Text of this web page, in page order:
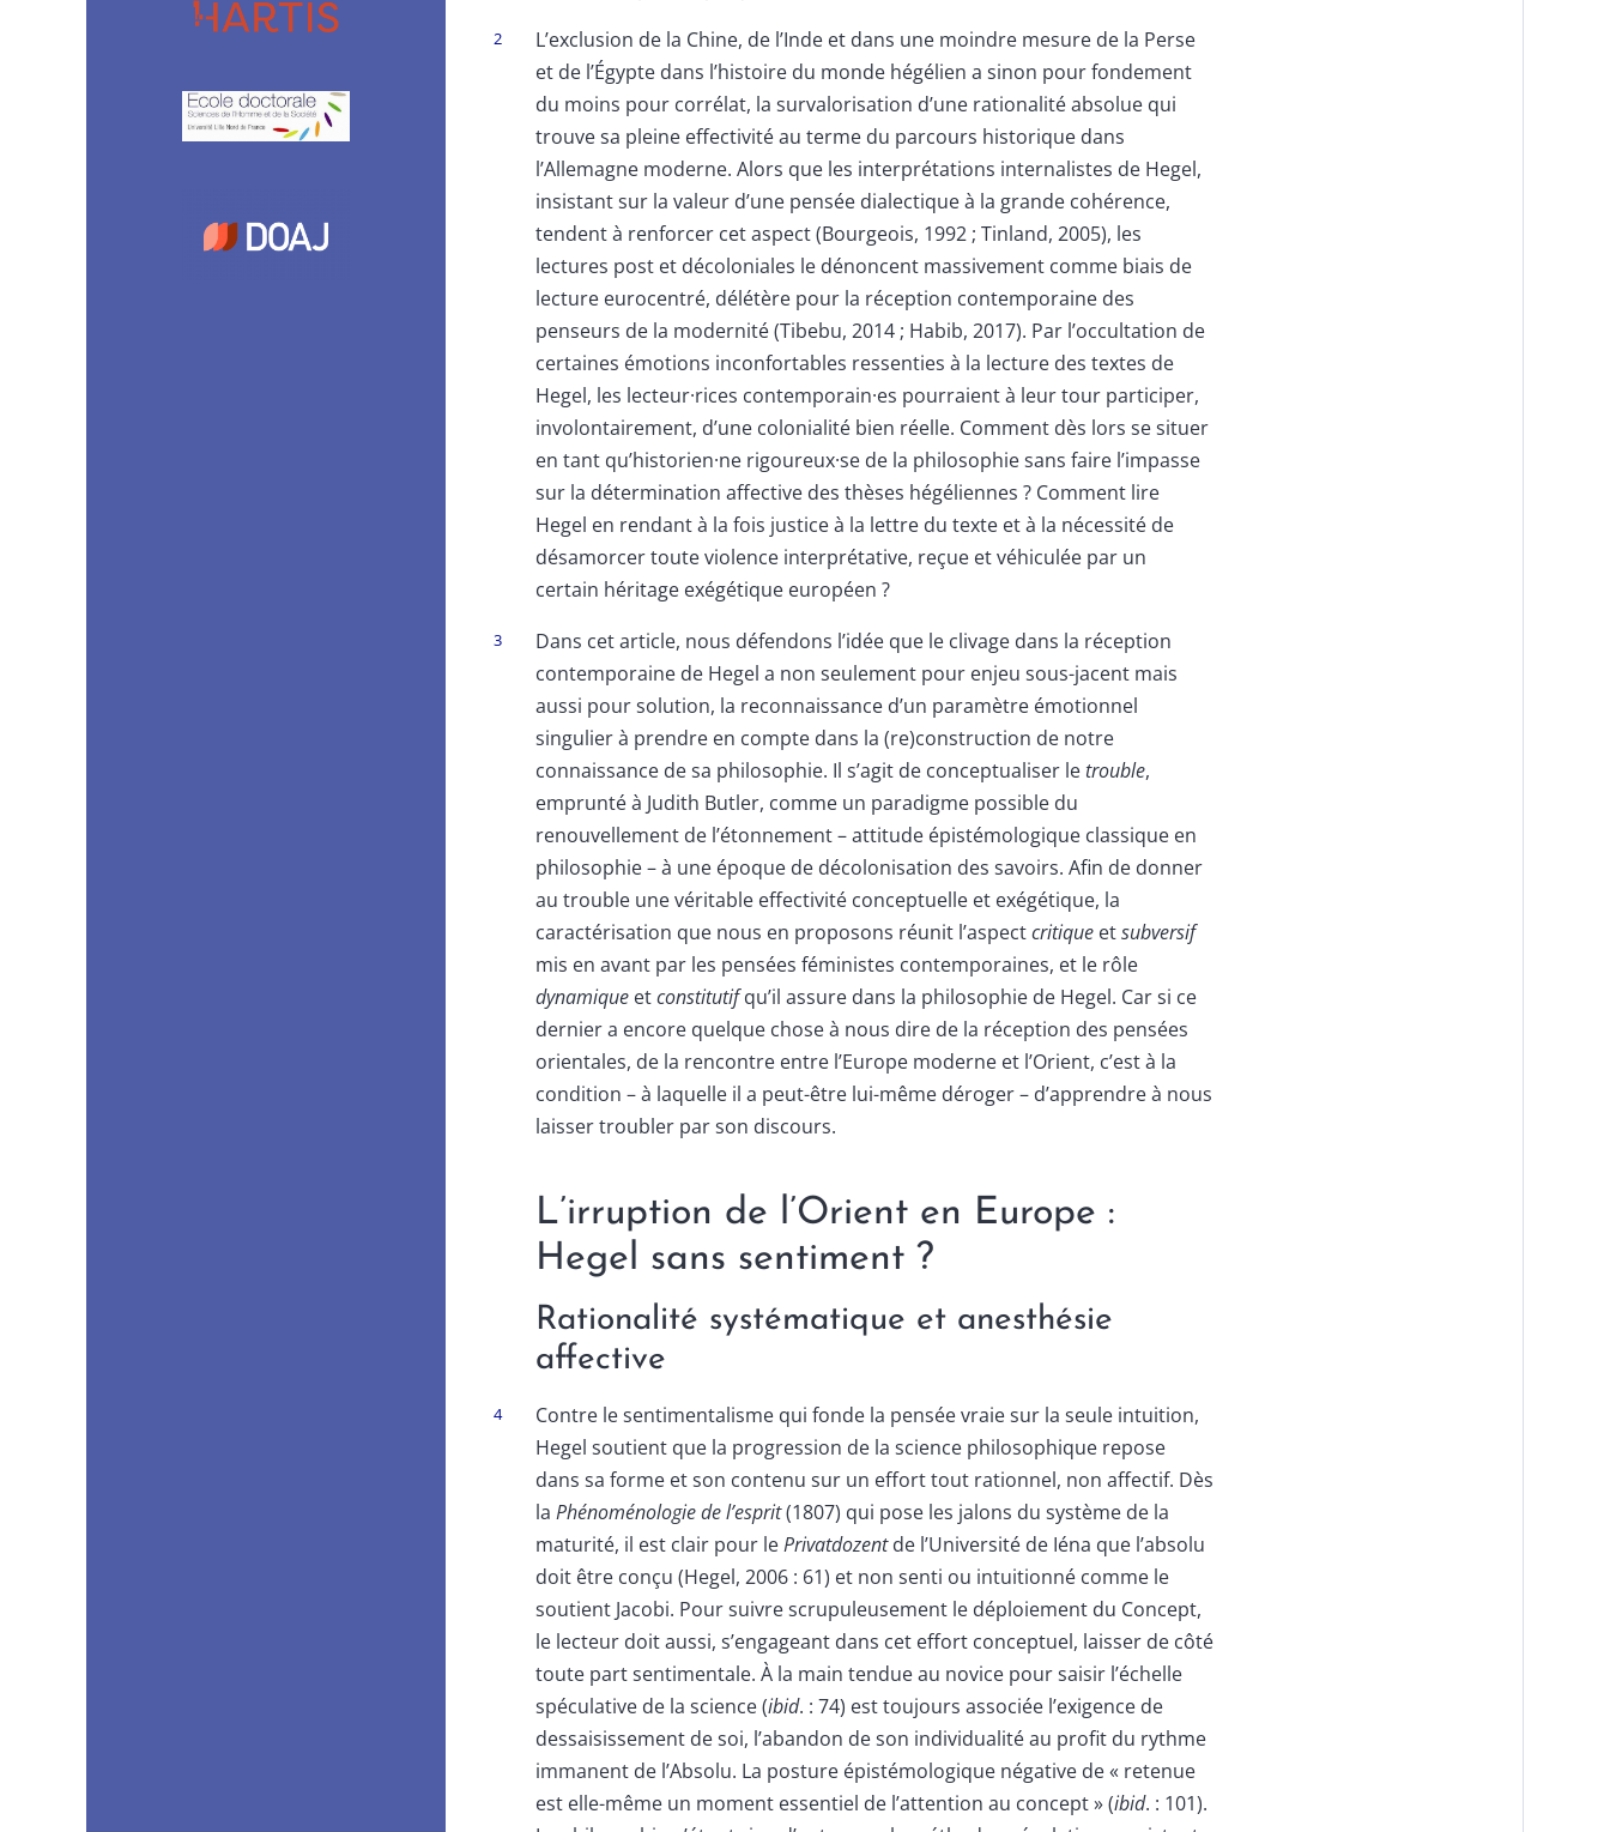
L’exclusion de la Chine, de l’Inde et dans une moindre mesure de la Perse
et de l’Égypte dans l’histoire du monde hégélien a sinon pour fondement
du moins pour corrélat, la survalorisation d’une rationalité absolue qui
trouve sa pleine effectivité au terme du parcours historique dans
l’Allemagne moderne. Alors que les interprétations internalistes de Hegel,
insistant sur la valeur d’une pensée dialectique à la grande cohérence,
tendent à renforcer cet aspect (Bourgeois, 1992 ; Tinland, 2005), les
lectures post et décoloniales le dénoncent massivement comme biais de
lecture eurocentré, délétère pour la réception contemporaine des
penseurs de la modernité (Tibebu, 2014 ; Habib, 2017). Par l’occultation de
certaines émotions inconfortables ressenties à la lecture des textes de
Hegel, les lecteur·rices contemporain·es pourraient à leur tour participer,
involontairement, d’une colonialité bien réelle. Comment dès lors se situer
en tant qu’historien·ne rigoureux·se de la philosophie sans faire l’impasse
sur la détermination affective des thèses hégéliennes ? Comment lire
Hegel en rendant à la fois justice à la lettre du texte et à la nécessité de
désamorcer toute violence interprétative, reçue et véhiculée par un
certain héritage exégétique européen ?
Dans cet article, nous défendons l’idée que le clivage dans la réception
contemporaine de Hegel a non seulement pour enjeu sous-jacent mais
aussi pour solution, la reconnaissance d’un paramètre émotionnel
singulier à prendre en compte dans la (re)construction de notre
connaissance de sa philosophie. Il s’agit de conceptualiser letrouble,
emprunté à Judith Butler, comme un paradigme possible du
renouvellement de l’étonnement – attitude épistémologique classique en
philosophie – à une époque de décolonisation des savoirs. Afin de donner
au trouble une véritable effectivité conceptuelle et exégétique, la
caractérisation que nous en proposons réunit l’aspectcritique etsubversif
mis en avant par les pensées féministes contemporaines, et le rôle
dynamique etconstitutifqu’il assure dans la philosophie de Hegel. Car si ce
dernier a encore quelque chose à nous dire de la réception des pensées
orientales, de la rencontre entre l’Europe moderne et l’Orient, c’est à la
condition – à laquelle il a peut-être lui-même déroger – d’apprendre à nous
laisser troubler par son discours.
L’irruption de l’Orient en Europe :
Hegel sans sentiment ?
Rationalité systématique et anesthésie
affective
Contre le sentimentalisme qui fonde la pensée vraie sur la seule intuition,
Hegel soutient que la progression de la science philosophique repose
dans sa forme et son contenu sur un effort tout rationnel, non affectif. Dès
la Phénoménologie de l’esprit(1807) qui pose les jalons du système de la
maturité, il est clair pour lePrivatdozentde l’Université de Iéna que l’absolu
doit être conçu (Hegel, 2006 : 61) et non senti ou intuitionné comme le
soutient Jacobi. Pour suivre scrupuleusement le déploiement du Concept,
le lecteur doit aussi, s’engageant dans cet effort conceptuel, laisser de côté
toute part sentimentale. À la main tendue au novice pour saisir l’échelle
spéculative de la science (ibid. : 74) est toujours associée l’exigence de
dessaisissement de soi, l’abandon de son individualité au profit du rythme
immanent de l’Absolu. La posture épistémologique négative de « retenue
est elle-même un moment essentiel de l’attention au concept » (ibid. : 101).